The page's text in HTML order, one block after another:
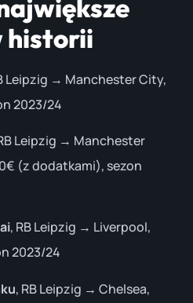
historii
Leipzig → Manchester City,
2023/24
Leipzig → Manchester
(z dodatkami), sezon
, RB Leipzig → Liverpool,
2023/24
, RB Leipzig → Chelsea,